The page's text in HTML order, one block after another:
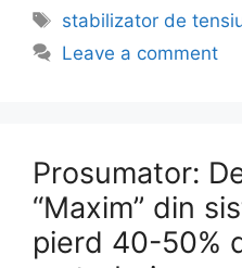
Tags
stabilizator de
Leave a comment
Prosumator:
“Maxim” din
pierd 40-50%